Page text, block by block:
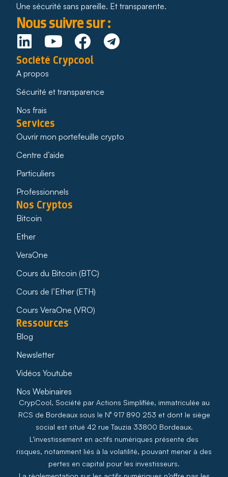
Une sécurité sans pareille. Et transparente.
Nous suivre sur :
Société Crypcool
A propos
Sécurité et transparence
Nos frais
Services
Ouvrir mon portefeuille crypto
Centre d’aide
Particuliers
Professionnels
Nos Cryptos
Bitcoin
Ether
VeraOne
Cours du Bitcoin (BTC)
Cours de l’Ether (ETH)
Cours VeraOne (VRO)
Ressources
Blog
Newsletter
Vidéos Youtube
Nos Webinaires
CrypCool, Société par Actions Simplifiée, immatriculée au
RCS de Bordeaux sous le N° 917 890 253 et dont le siège
social est situé 42 rue Tauzia 33800 Bordeaux.
L’investissement en actifs numériques présente des
risques, notamment liés à la volatilité, pouvant mener à des
pertes en capital pour les investisseurs.